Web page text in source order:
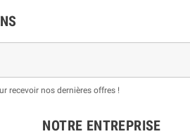
recevoir nos dernières offres !
NOTRE ENTREPRISE